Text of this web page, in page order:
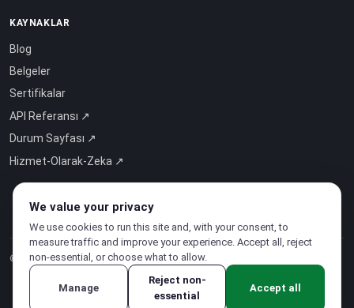
KAYNAKLAR
Blog
Belgeler
Sertifikalar
API Referansı ↗
Durum Sayfası ↗
Hizmet-Olarak-Zeka ↗
© 2026 CloudSigma Holding AG.Tüm hakları saklıdır
Gizlilik Politikası· Hizmet Şartları
We value your privacy
We use cookies to run this site and, with your consent, to
measure traffic and improve your experience. Accept all, reject
non-essential, or choose what to allow.
Manage
Reject non-
essential
Accept all